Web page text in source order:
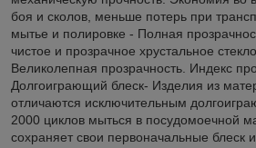
боя и сколов, меньше потерь при
мытье и полировке - Полная
чистое и прозрачное хрустальное
Великолепная прозрачность. Индекс
Долгоиграющий блеск- Изделия из
отличаются исключительным
2000 циклов мыться в посудомоечной
сохраняет свои первоначальные блеск